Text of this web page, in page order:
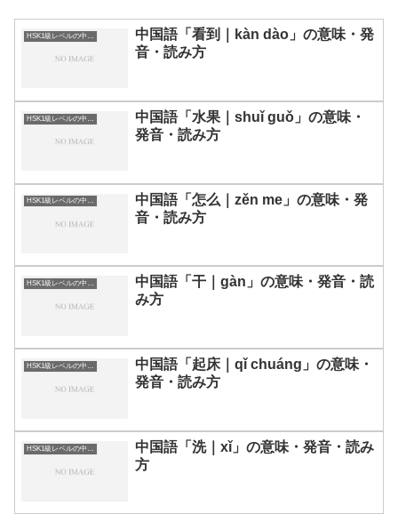
中国語「看到｜kàn dào」の意味・発
音・読み方
中国語「水果｜shuǐ guǒ」の意味・
発音・読み方
HSK1級レベルの中国語
中国語「怎么｜zěn me」の意味・発
音・読み方
HSK1級レベルの中国語
中国語「干｜gàn」の意味・発音・読
み方
HSK1級レベルの中国語
中国語「起床｜qǐ chuáng」の意味・
発音・読み方
HSK1級レベルの中国語
中国語「洗｜xǐ」の意味・発音・読み
方